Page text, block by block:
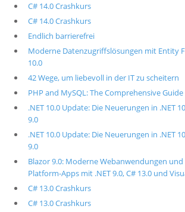
C# 14.0 Crashkurs
C# 14.0 Crashkurs
Endlich barrierefrei
Moderne Datenzugriffslösungen mit Entity
10.0
42 Wege, um liebevoll in der IT zu scheitern
PHP and MySQL: The Comprehensive Guide
.NET 10.0 Update: Die Neuerungen in .NET
9.0
.NET 10.0 Update: Die Neuerungen in .NET
9.0
Blazor 9.0: Moderne Webanwendungen
Platform-Apps mit .NET 9.0, C# 13.0 und
C# 13.0 Crashkurs
C# 13.0 Crashkurs